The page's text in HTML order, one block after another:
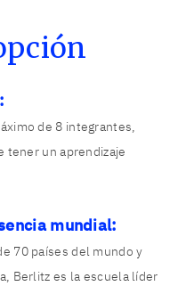
de 8 integrantes,
tener un aprendizaje
mundial:
70 países del mundo y
Berlitz es la escuela líder